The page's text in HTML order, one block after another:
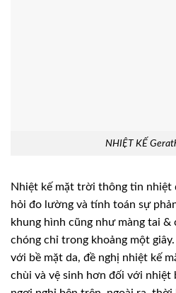
NHIỆT KẾ
Nhiệt kế mặt trời thông tin nhiệt
hỏi đo lường và tính toán sự
khung hình cũng như màng tai &
chóng chỉ trong khoảng một
với bề mặt da, đề nghị nhiệt kế
chùi và vệ sinh hơn đối với